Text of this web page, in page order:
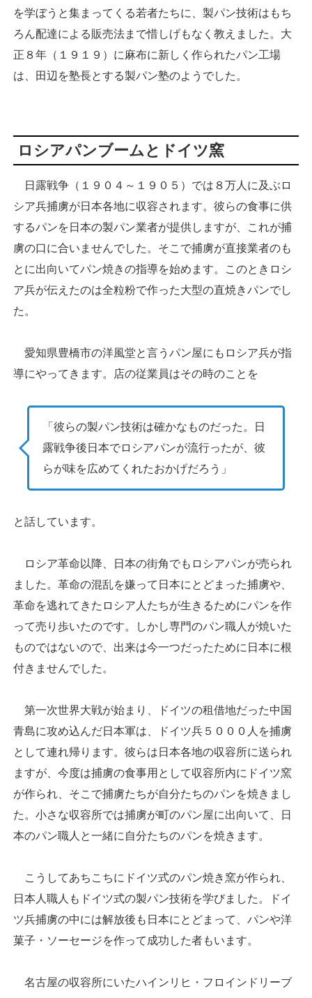
を学ぼうと集まってくる若者たちに、製パン技術はもち
ろん配達による販売法まで惜しげもなく教えました。大
正８年（１９１９）に麻布に新しく作られたパン工場
は、田辺を塾長とする製パン塾のようでした。
ロシアパンブームとドイツ窯
日露戦争（１９０４～１９０５）では８万人に及ぶロ
シア兵捕虜が日本各地に収容されます。彼らの食事に供
するパンを日本の製パン業者が提供しますが、これが捕
虜の口に合いませんでした。そこで捕虜が直接業者のも
とに出向いてパン焼きの指導を始めます。このときロシ
ア兵が伝えたのは全粒粉で作った大型の直焼きパンでし
た。
愛知県豊橋市の洋風堂と言うパン屋にもロシア兵が指
導にやってきます。店の従業員はその時のことを
「彼らの製パン技術は確かなものだった。日
露戦争後日本でロシアパンが流行ったが、彼
らが味を広めてくれたおかげだろう」
と話しています。
ロシア革命以降、日本の街角でもロシアパンが売られ
ました。革命の混乱を嫌って日本にとどまった捕虜や、
革命を逃れてきたロシア人たちが生きるためにパンを作
って売り歩いたのです。しかし専門のパン職人が焼いた
ものではないので、出来は今一つだったために日本に根
付きませんでした。
第一次世界大戦が始まり、ドイツの租借地だった中国
青島に攻め込んだ日本軍は、ドイツ兵５０００人を捕虜
として連れ帰ります。彼らは日本各地の収容所に送られ
ますが、今度は捕虜の食事用として収容所内にドイツ窯
が作られ、そこで捕虜たちが自分たちのパンを焼きまし
た。小さな収容所では捕虜が町のパン屋に出向いて、日
本のパン職人と一緒に自分たちのパンを焼きます。
こうしてあちこちにドイツ式のパン焼き窯が作られ、
日本人職人もドイツ式の製パン技術を学びました。ドイ
ツ兵捕虜の中には解放後も日本にとどまって、パンや洋
菓子・ソーセージを作って成功した者もいます。
名古屋の収容所にいたハインリヒ・フロインドリーブ